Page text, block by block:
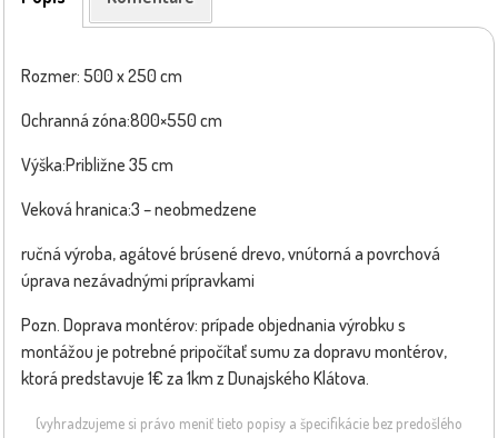
Rozmer: 500 x 250 cm
Ochranná zóna:800×550 cm
Výška:Približne 35 cm
Veková hranica:3 – neobmedzene
ručná výroba, agátové brúsené drevo, vnútorná a povrchová
úprava nezávadnými prípravkami
Pozn. Doprava montérov: prípade objednania výrobku s
montážou je potrebné pripočítať sumu za dopravu montérov,
ktorá predstavuje 1€ za 1km z Dunajského Klátova.
(vyhradzujeme si právo meniť tieto popisy a špecifikácie bez predošlého